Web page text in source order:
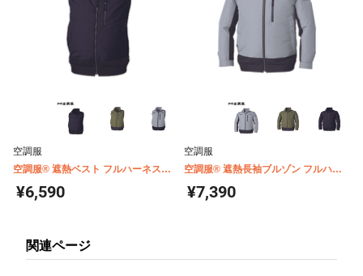
空調服
空調服® 遮熱ベスト フルハーネス対
応 チタンコーティング(ウェア単体商
品) KU92120
¥6,590
空調服
空調服® 遮熱長袖ブルゾン フルハー
ネス対応 チタンコーティング(ウェア
単体商品) KU92110
¥7,390
関連ページ